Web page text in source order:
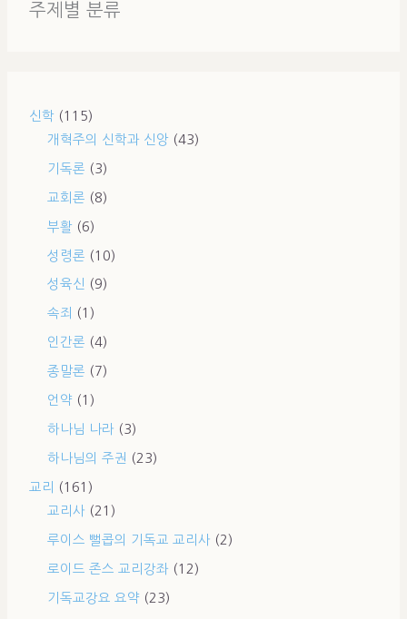
주제별 분류
신학 (115)
개혁주의 신학과 신앙 (43)
기독론 (3)
교회론 (8)
부활 (6)
성령론 (10)
성육신 (9)
속죄 (1)
인간론 (4)
종말론 (7)
언약 (1)
하나님 나라 (3)
하나님의 주권 (23)
교리
(161)
교리사 (21)
루이스 뻘콥의 기독교 교리사 (2)
로이드 존스 교리강좌 (12)
기독교강요 요약 (23)